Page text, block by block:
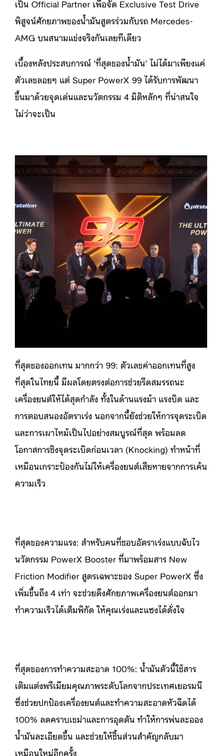
เป็น Official Partner เพื่อจัด Exclusive Test Drive
พิสูจน์ศักยภาพของน้ำมันสูตรร่วมกับรถ Mercedes-
AMG บนสนามแข่งจริงกันเลยทีเดียว
เบื้องหลังประสบการณ์ ‘ที่สุดของน้ำมัน’ ไม่ได้มาเพียงแค่
ตัวเลขลอยๆ แต่ Super PowerX 99 ได้รับการพัฒนา
ขึ้นมาด้วยจุดเด่นและนวัตกรรม 4 มิติหลักๆ ที่น่าสนใจ
ไม่ว่าจะเป็น
ที่สุดของออกเทน มากกว่า 99: ตัวเลขค่าออกเทนที่สูง
ที่สุดในไทยนี้ มีผลโดยตรงต่อการช่วยรีดสมรรถนะ
เครื่องยนต์ให้ได้สุดกำลัง ทั้งในด้านแรงม้า แรงบิด และ
การตอบสนองอัตราเร่ง นอกจากนี้ยังช่วยให้การจุดระเบิด
และการเผาไหม้เป็นไปอย่างสมบูรณ์ที่สุด พร้อมลด
โอกาสการชิงจุดระเบิดก่อนเวลา (Knocking) ทำหน้าที่
เหมือนเกราะป้องกันไม่ให้เครื่องยนต์เสียหายจากการเค้น
ความเร็ว
ที่สุดของความแรง: สำหรับคนที่ชอบอัตราเร่งแบบฉับไว
นวัตกรรม PowerX Booster ที่มาพร้อมสาร New
Friction Modifier สูตรเฉพาะของ Super PowerX ซึ่ง
เพิ่มขึ้นถึง 4 เท่า จะช่วยดึงศักยภาพเครื่องยนต์ออกมา
ทำความเร็วได้เต็มพิกัด ให้คุณเร่งและแซงได้ดั่งใจ
ที่สุดของการทำความสะอาด 100%: น้ำมันตัวนี้ใช้สาร
เติมแต่งพรีเมียมคุณภาพระดับโลกจากประเทศเยอรมนี
ซึ่งช่วยปกป้องเครื่องยนต์และทำความสะอาดหัวฉีดได้
100% ลดคราบเขม่าและการอุดตัน ทำให้การพ่นละออง
น้ำมันละเอียดขึ้น และช่วยให้ชิ้นส่วนสำคัญกลับมา
เหมือนใหม่อีกครั้ง